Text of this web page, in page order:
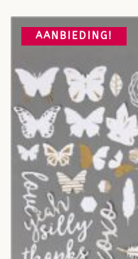
AANBIEDING!